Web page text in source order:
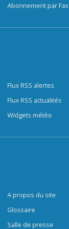
Abonnement par Fax
Flux RSS alertes
Flux RSS actualités
Widgets météo
A propos du site
Glossaire
Salle de presse